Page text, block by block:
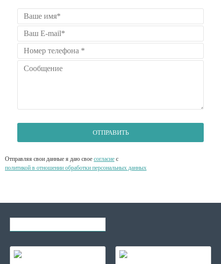
ОТПРАВИТЬ
Отправляя свои данные я даю свое согласие с
политикой в отношении обработки персональных данных